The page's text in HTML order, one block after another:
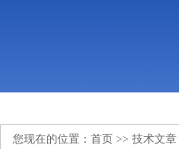
您现在的位置： 首页 >> 技术文章